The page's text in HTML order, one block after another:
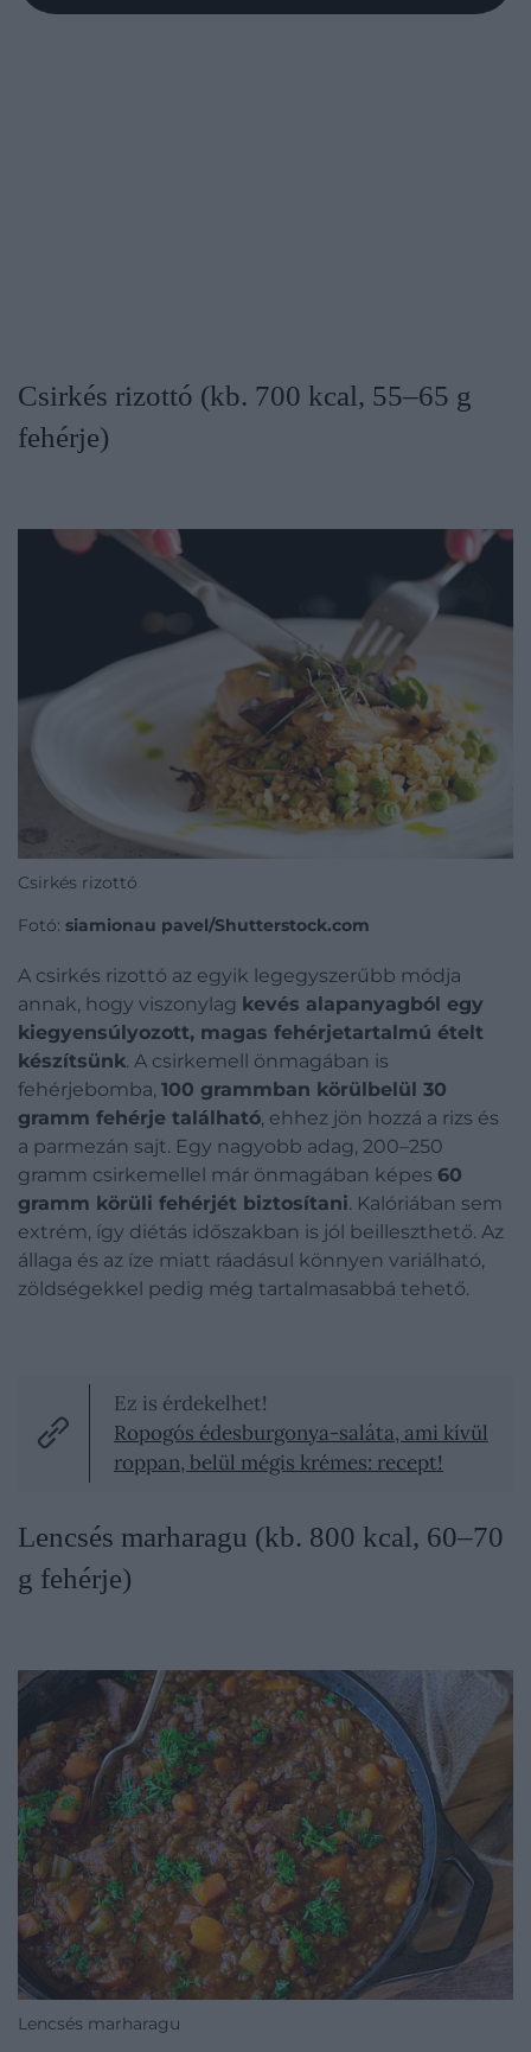
Csirkés rizottó (kb. 700 kcal, 55–65 g
fehérje)
Csirkés rizottó
Fotó: siamionau pavel/Shutterstock.com
A csirkés rizottó az egyik legegyszerűbb módja
annak, hogy viszonylag kevés alapanyagból egy
kiegyensúlyozott, magas fehérjetartalmú ételt
készítsünk. A csirkemell önmagában is
fehérjebomba, 100 grammban körülbelül 30
gramm fehérje található, ehhez jön hozzá a rizs és
a parmezán sajt. Egy nagyobb adag, 200–250
gramm csirkemellel már önmagában képes 60
gramm körüli fehérjét biztosítani. Kalóriában sem
extrém, így diétás időszakban is jól beilleszthető. Az
állaga és az íze miatt ráadásul könnyen variálható,
zöldségekkel pedig még tartalmasabbá tehető.
Ez is érdekelhet!
Ropogós édesburgonya-saláta, ami kívül
roppan, belül mégis krémes: recept!
Lencsés marharagu (kb. 800 kcal, 60–70
g fehérje)
Lencsés marharagu